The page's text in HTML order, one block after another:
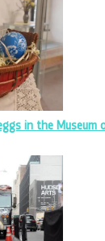
in the Museum